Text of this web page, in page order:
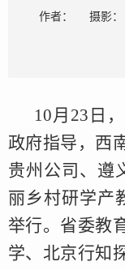
作者： 摄影：
10月23日
政府指导，西
贵州公司、遵
丽乡村研学产
举行。省委教
学、北京行知